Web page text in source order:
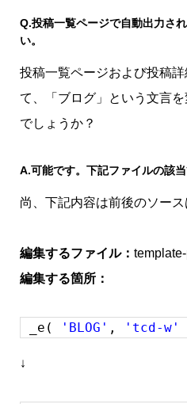
meta description 21
meta title
Q.投稿一覧ページで自動出力さ
い。
投稿一覧ページおよび投稿
て、「ブログ」という文言
でしょうか？
A.可能です。下記ファイルの該
尚、下記内容は前後のソース
編集するファイル：
編集する箇所：
_e( 'BLOG' , 'tcd-w'
↓